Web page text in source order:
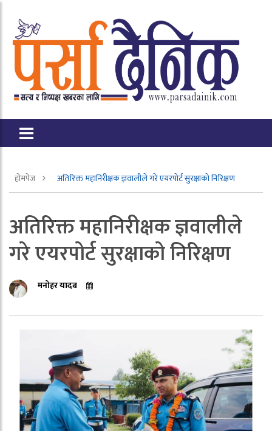
होमपेज अतिरिक्त महानिरीक्षक ज्ञवालीले गरे एयरपोर्ट सुरक्षाको निरिक्षण
अतिरिक्त महानिरीक्षक ज्ञवालीले
गरे एयरपोर्ट सुरक्षाको निरिक्षण
मनोहर यादब